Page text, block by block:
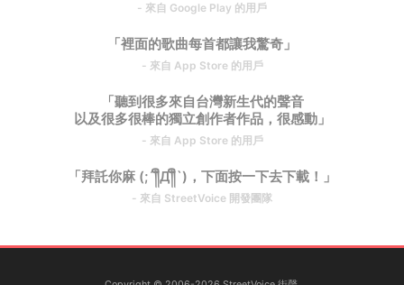
- 來自 Google Play 的用戶
「裡面的歌曲每首都讓我驚奇」
- 來自 App Store 的用戶
「聽到很多來自台灣新生代的聲音
以及很多很棒的獨立創作者作品，很感動」
- 來自 App Store 的用戶
「拜託你麻 (;´༎ຶД༎ຶ`)，下面按一下去下載！」
- 來自 StreetVoice 開發團隊